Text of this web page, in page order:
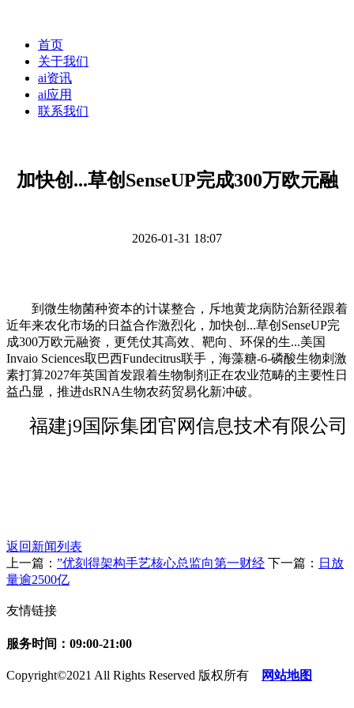
首页
关于我们
ai资讯
ai应用
联系我们
加快创...草创SenseUP完成300万欧元融
2026-01-31 18:07
到微生物菌种资本的计谋整合，斥地黄龙病防治新径跟着
近年来农化市场的日益合作激烈化，加快创...草创SenseUP完
成300万欧元融资，更凭仗其高效、靶向、环保的生...美国
Invaio Sciences取巴西Fundecitrus联手，海藻糖-6-磷酸生物刺激
素打算2027年英国首发跟着生物制剂正在农业范畴的主要性日
益凸显，推进dsRNA生物农药贸易化新冲破。
福建j9国际集团官网信息技术有限公司
返回新闻列表
上一篇： ”优刻得架构手艺核心总监向第一财经 下一篇： 日放
量逾2500亿
友情链接
服务时间：09:00-21:00
Copyright©2021 All Rights Reserved 版权所有 网站地图